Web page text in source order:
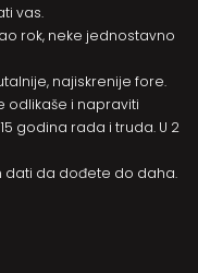
vas.
rok, neke jednostavno
najiskrenije fore.
odlikaše i napraviti
godina rada i truda. U 2
dati da dođete do daha.